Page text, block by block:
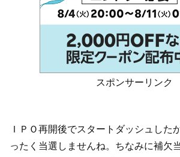
スポンサーリンク
ＩＰＯ再開後でスタートダッシュした
ったく当選しませんね。ちなみに補欠